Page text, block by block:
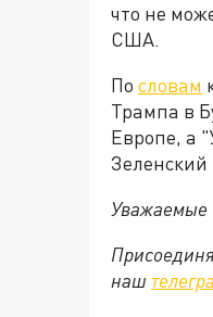
что не
США.
По словам
Трампа в
Европе, а
Зеленский
Уважаемые
наш